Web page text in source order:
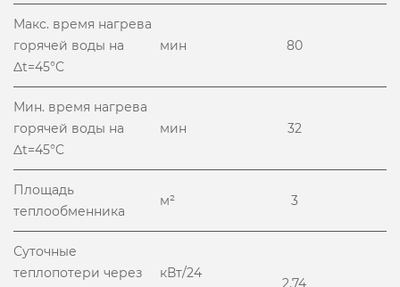
Макс. время нагрева
горячей воды на
Δt=45°C
мин 80
Мин. время нагрева
горячей воды на
Δt=45°C
мин 32
Площадь
теплообменника
м² 3
Суточные
теплопотери через
кВт/24
2,74